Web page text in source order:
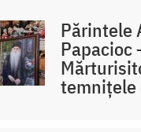
Părintele
Papacioc
temnițele